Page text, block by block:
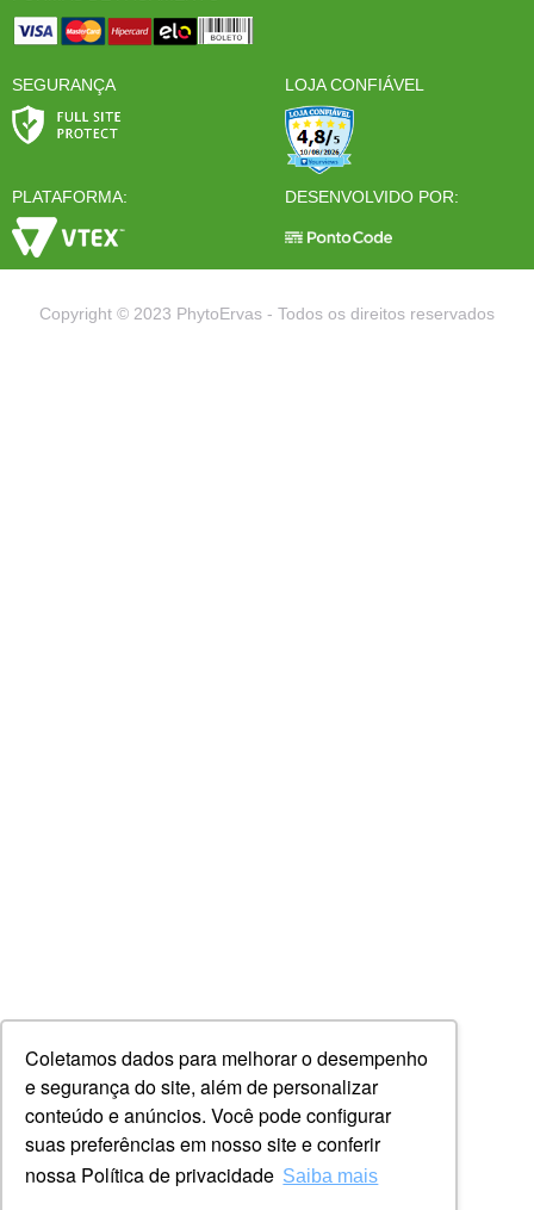
Coletamos dados para melhorar o desempenho
e segurança do site, além de personalizar
conteúdo e anúncios. Você pode configurar
suas preferências em nosso site e conferir
nossa Política de privacidade Saiba mais
SEGURANÇA LOJA CONFIÁVEL
PLATAFORMA: DESENVOLVIDO POR:
Copyright © 2023 PhytoErvas - Todos os direitos reservados